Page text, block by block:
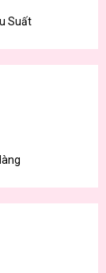
Suất